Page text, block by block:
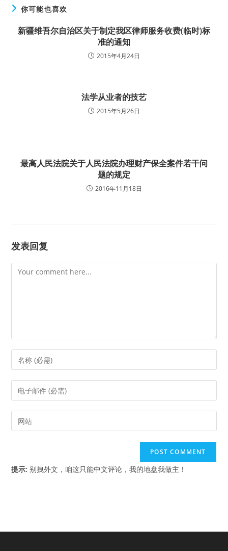
你可能也喜欢
新疆维吾尔自治区关于制定我区律师服务收费(临时)标
准的通知
2015年4月24日
法学从业者的技艺
2015年5月26日
最高人民法院关于人民法院办理财产保全案件若干问
题的规定
2016年11月18日
发表回复
Comment
Enter
your
name
comment
Enter
your
email
address
Enter
your
(optional)
提示: 别拽外文，咱这只能中文评论，我的地盘我做主！